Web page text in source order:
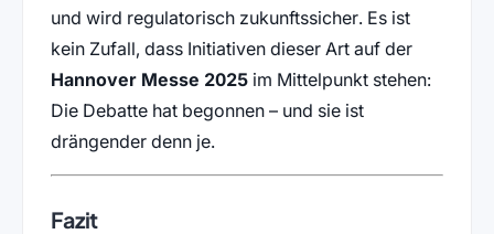
und wird regulatorisch zukunftssicher. Es ist
kein Zufall, dass Initiativen dieser Art auf der
Hannover Messe 2025im Mittelpunkt stehen:
Die Debatte hat begonnen – und sie ist
drängender denn je.
Fazit